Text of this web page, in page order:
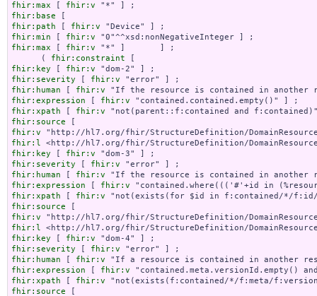
fhir:max [ fhir:v
fhir:base
fhir:path [ fhir:v
fhir:min [ fhir:v
fhir:max [ fhir:v "*" ]       ] ;
      (
fhir:constraint
fhir:key [ fhir:v
fhir:severity [ fhir:v
fhir:human [ fhir:v
fhir:expression [ fhir:v
fhir:xpath [ fhir:v
fhir:source
fhir:v
fhir:l
fhir:key [ fhir:v
fhir:severity [ fhir:v
fhir:human [ fhir:v
fhir:expression [ fhir:v
fhir:xpath [ fhir:v
fhir:source
fhir:v
fhir:l
fhir:key [ fhir:v
fhir:severity [ fhir:v
fhir:human [ fhir:v
fhir:expression [ fhir:v
fhir:xpath [ fhir:v
fhir:source